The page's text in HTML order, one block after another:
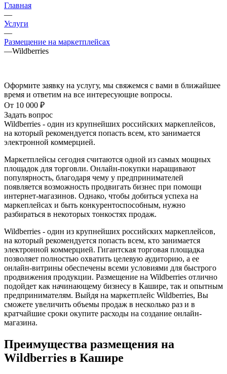
Главная
—
Услуги
—
Размещение на маркетплейсах
—Wildberries
Оформите заявку на услугу, мы свяжемся с вами в ближайшее
время и ответим на все интересующие вопросы.
От 10 000 ₽
Задать вопрос
Wildberries - один из крупнейших российских маркеплейсов,
на который рекомендуется попасть всем, кто занимается
электронной коммерцией.
Маркетплейсы сегодня считаются одной из самых мощных
площадок для торговли. Онлайн-покупки наращивают
популярность, благодаря чему у предпринимателей
появляется возможность продвигать бизнес при помощи
интернет-магазинов. Однако, чтобы добиться успеха на
маркеплейсах и быть конкурентоспособным, нужно
разбираться в некоторых тонкостях продаж.
Wildberries - один из крупнейших российских маркеплейсов,
на который рекомендуется попасть всем, кто занимается
электронной коммерцией. Гигантская торговая площадка
позволяет полностью охватить целевую аудиторию, а ее
онлайн-витрины обеспечены всеми условиями для быстрого
продвижения продукции. Размещение на Wildberries отлично
подойдет как начинающему бизнесу в Кашире, так и опытным
предпринимателям. Выйдя на маркетплейс Wildberries, Вы
сможете увеличить объемы продаж в несколько раз и в
кратчайшие сроки окупите расходы на создание онлайн-
магазина.
Преимущества размещения на
Wildberries в Кашире